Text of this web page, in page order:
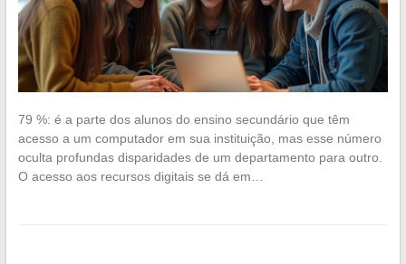
79 %: é a parte dos alunos do ensino secundário que têm
acesso a um computador em sua instituição, mas esse número
oculta profundas disparidades de um departamento para outro.
O acesso aos recursos digitais se dá em…